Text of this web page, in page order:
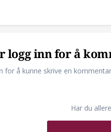
logg inn for å
for å kunne skrive en kommentar
Har du